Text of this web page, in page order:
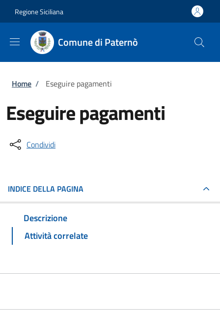
Regione Siciliana
Comune di Paternò
Briciole di pane
Home / Eseguire pagamenti
Eseguire pagamenti
Condividi
INDICE DELLA PAGINA
Descrizione
Attività correlate